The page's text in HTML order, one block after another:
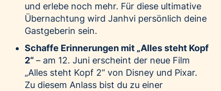
und erlebe noch mehr. Für diese ultimative
Übernachtung wird Janhvi persönlich deine
Gastgeberin sein.
Schaffe Erinnerungen mit „Alles steht Kopf
2“ – am 12. Juni erscheint der neue Film
„Alles steht Kopf 2“ von Disney und Pixar.
Zu diesem Anlass bist du zu einer